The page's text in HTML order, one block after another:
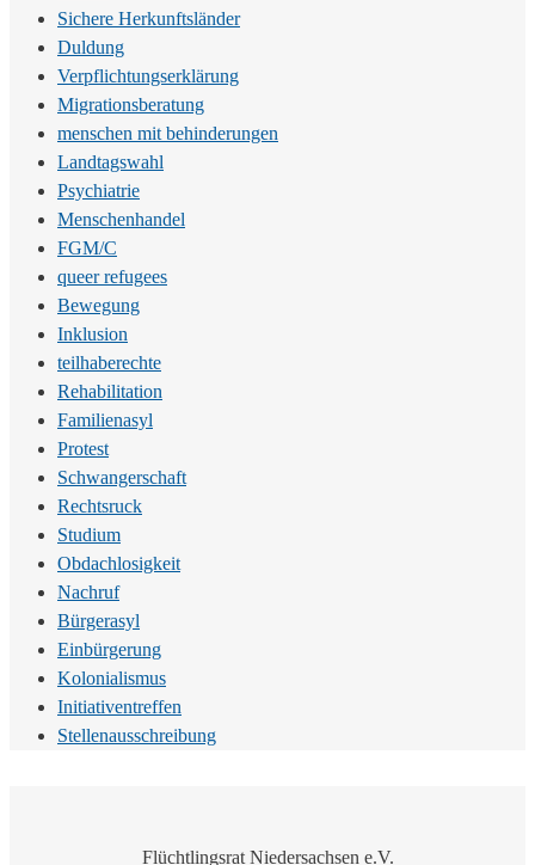
Sichere Herkunftsländer
Duldung
Verpflichtungserklärung
Migrationsberatung
menschen mit behinderungen
Landtagswahl
Psychiatrie
Menschenhandel
FGM/C
queer refugees
Bewegung
Inklusion
teilhaberechte
Rehabilitation
Familienasyl
Protest
Schwangerschaft
Rechtsruck
Studium
Obdachlosigkeit
Nachruf
Bürgerasyl
Einbürgerung
Kolonialismus
Initiativentreffen
Stellenausschreibung
Flüchtlingsrat Niedersachsen e.V.